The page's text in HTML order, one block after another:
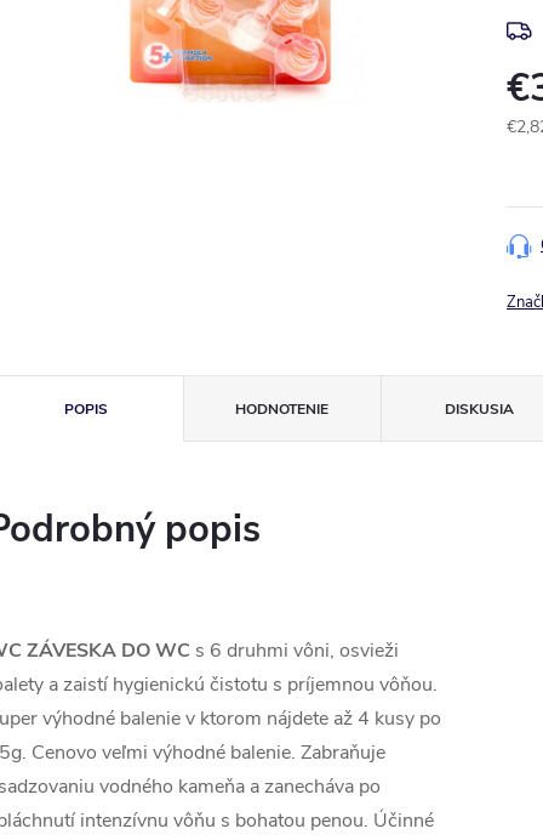
POPIS HODNOTENIE DISKUSIA
popis
ZÁVESKA DO WC s 6 druhmi vôni, osvieži
a zaistí hygienickú čistotu s príjemnou vôňou.
výhodné balenie v ktorom nájdete až 4 kusy po
Cenovo veľmi výhodné balenie. Zabraňuje
vodného kameňa a zanecháva po
intenzívnu vôňu s bohatou penou. Účinné